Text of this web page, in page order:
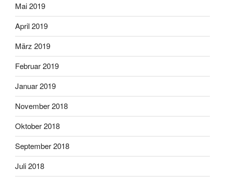
Mai 2019
April 2019
März 2019
Februar 2019
Januar 2019
November 2018
Oktober 2018
September 2018
Juli 2018